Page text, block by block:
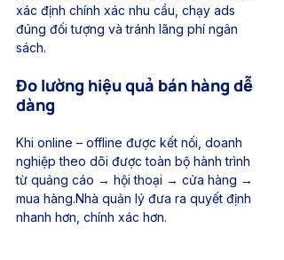
xác định chính xác nhu cầu, chạy ads
đúng đối tượng và tránh lãng phí ngân
sách.
Đo lường hiệu quả bán hàng dễ
dàng
Khi online – offline được kết nối, doanh
nghiệp theo dõi được toàn bộ hành trình
từ quảng cáo → hội thoại → cửa hàng →
mua hàng.Nhà quản lý đưa ra quyết định
nhanh hơn, chính xác hơn.